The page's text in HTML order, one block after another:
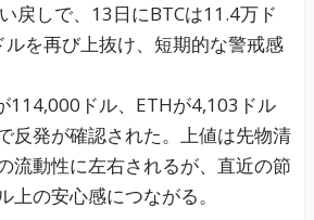
戻しで、13日にBTCは11.4万ド
を再び上抜け、短期的な警戒感
114,000ドル、ETHが4,103ドル
反発が確認された。上値は先物清
流動性に左右されるが、直近の節
上の安心感につながる。